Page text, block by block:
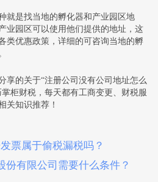
就是找当地的孵化器和产业园区地
业园区可以使用他们提供的地址，这
类优惠政策，详细的可咨询当地的孵
享的关于“注册公司没有公司地址怎么
柜财税，每天都有工商变更、财税服
关知识推荐！
票属于偷税漏税吗？
份有限公司需要什么条件？